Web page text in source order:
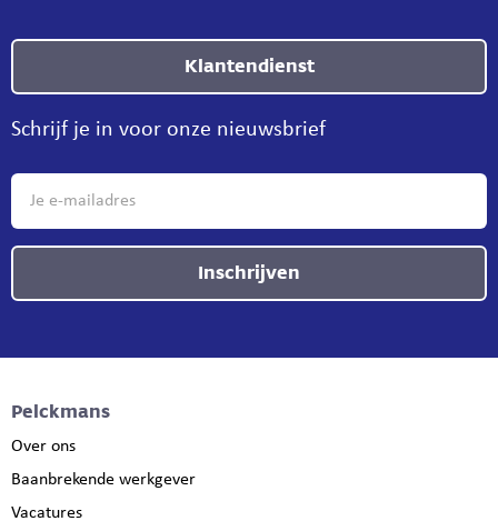
Klantendienst
Schrijf je in voor onze nieuwsbrief
Inschrijven
Pelckmans
Over ons
Baanbrekende werkgever
Vacatures